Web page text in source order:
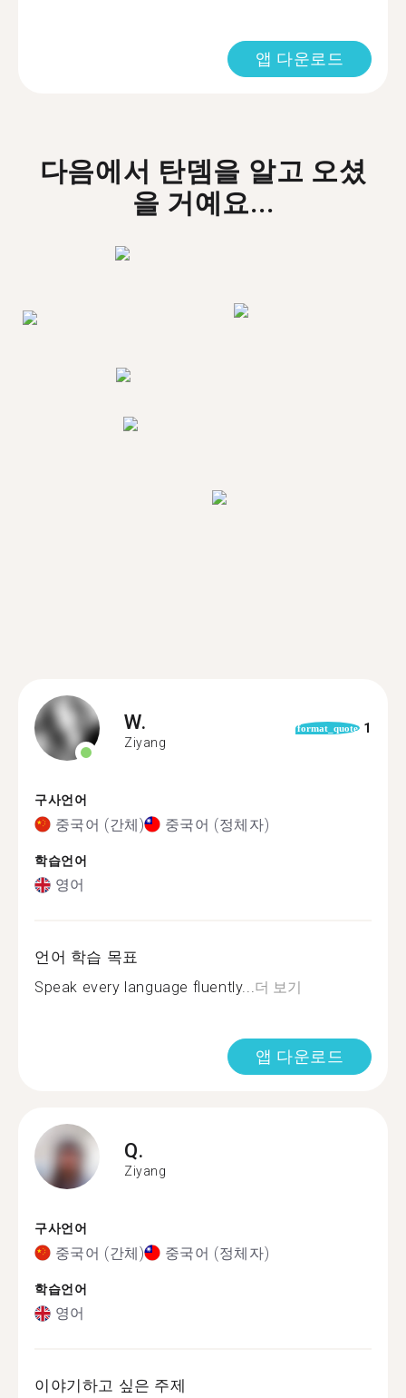
앱 다운로드
다음에서 탄뎀을 알고 오셨
을 거예요...
W.
Ziyang
format_quote 1
구사언어
중국어 (간체) 중국어 (정체자)
학습언어
영어
언어 학습 목표
Speak every language fluently...더 보기
앱 다운로드
Q.
Ziyang
구사언어
중국어 (간체) 중국어 (정체자)
학습언어
영어
이야기하고 싶은 주제